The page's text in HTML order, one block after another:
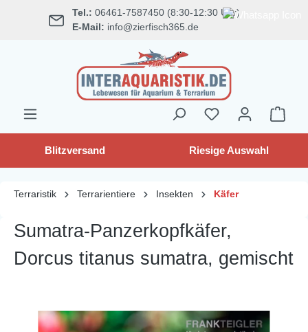
springen Tel.: 06461-7587450 (8:30-12:30 Uhr)
E-Mail: info@zierfisch365.de
Blitzversand Riesige Auswahl
Terraristik Terrarientiere Insekten Käfer
Sumatra-Panzerkopfkäfer,
Dorcus titanus sumatra, gemischt
Bildergalerie überspringen